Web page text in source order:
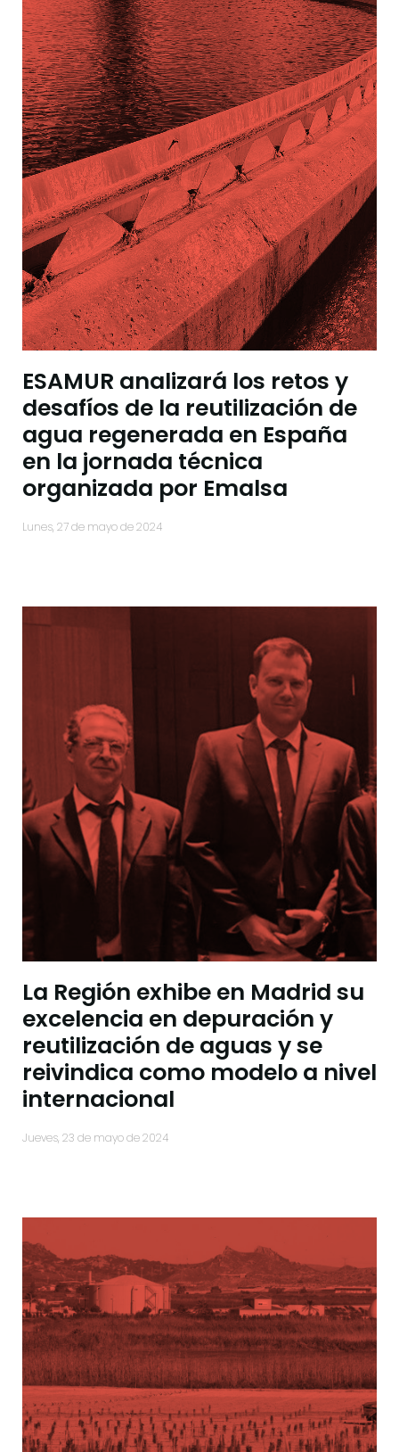
ESAMUR analizará los retos y
desafíos de la reutilización de
agua regenerada en España
en la jornada técnica
organizada por Emalsa
lunes, 27 de mayo de 2024
La Región exhibe en Madrid su
excelencia en depuración y
reutilización de aguas y se
reivindica como modelo a nivel
internacional
jueves, 23 de mayo de 2024